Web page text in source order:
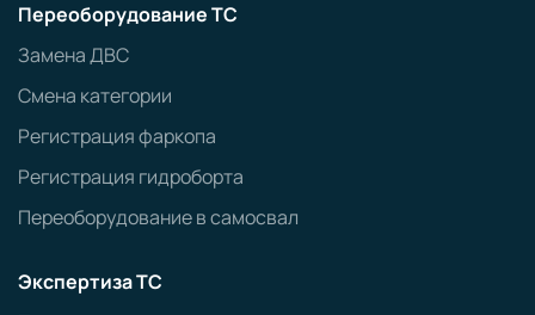
Переоборудование ТС
Замена ДВС
Смена категории
Регистрация фаркопа
Регистрация гидроборта
Переоборудование в самосвал
Экспертиза ТС